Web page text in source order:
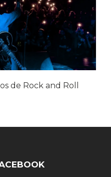
de Rock and Roll